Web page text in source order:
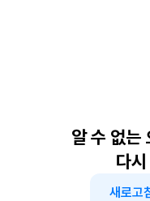
알 수 없는
다
새로고